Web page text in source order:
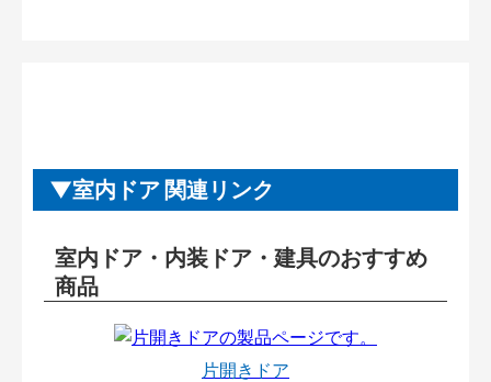
室内ドア 関連リンク
室内ドア・内装ドア・建具のおすすめ
商品
片開きドア